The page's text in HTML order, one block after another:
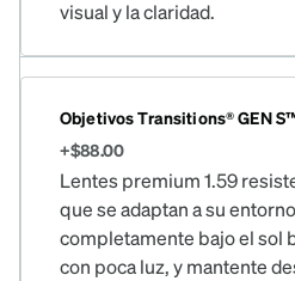
visual y la claridad.
Objetivos Transitions® GEN
+$88.00
Lentes premium 1.59
que se adaptan a su
completamente bajo el sol
con poca luz, y mantente